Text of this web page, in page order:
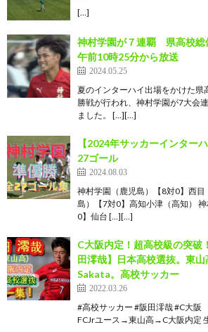
[…]
神村学園が７連覇 県高校
午前10時25分から放送
2024.05.25
夏のインターハイ出場をかけた
勝戦が行われ、神村学園が7大会
ました。 […][…]
【2024年サッカーインター
27ゴール
2024.08.03
神村学園（鹿児島）【8対0】西目
島）【7対0】高知小津（高知）
0】仙台 […][…]
C大阪内定！超高校級の突破
田澪哉】日本高校選抜。東
Sakata。高校サッカー
2022.03.26
#高校サッカー #阪田澪哉 #C大阪
FCJrユース→東山高→C大阪内定